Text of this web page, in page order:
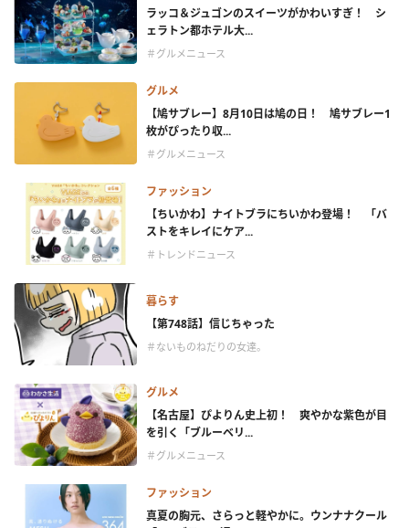
ラッコ＆ジュゴンのスイーツがかわいすぎ！ シ
ェラトン都ホテル大...
＃グルメニュース
グルメ
【鳩サブレー】8月10日は鳩の日！ 鳩サブレー1
枚がぴったり収...
＃グルメニュース
ファッション
【ちいかわ】ナイトブラにちいかわ登場！ 「バ
ストをキレイにケア...
＃トレンドニュース
暮らす
【第748話】信じちゃった
＃ないものねだりの女達。
グルメ
【名古屋】ぴよりん史上初！ 爽やかな紫色が目
を引く「ブルーベリ...
＃グルメニュース
ファッション
真夏の胸元、さらっと軽やかに。ウンナナクール